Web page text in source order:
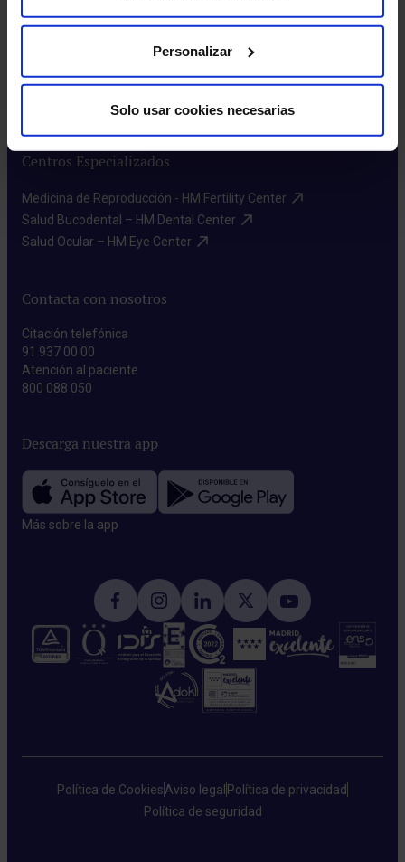
Personalizar
Solo usar cookies necesarias
Aseguradoras y mutuas​
Donación de sangre​
Centros Especializados
Medicina de Reproducción - HM Fertility Center​
Salud Bucodental – HM Dental Center​
Salud Ocular – HM Eye Center​
Contacta con nosotros
Citación telefónica
91 937 00 00
Atención al paciente
800 088 050
Descarga nuestra app
Más sobre la app​
Política de CookiesAviso legal Política de privacidad
Política de seguridad